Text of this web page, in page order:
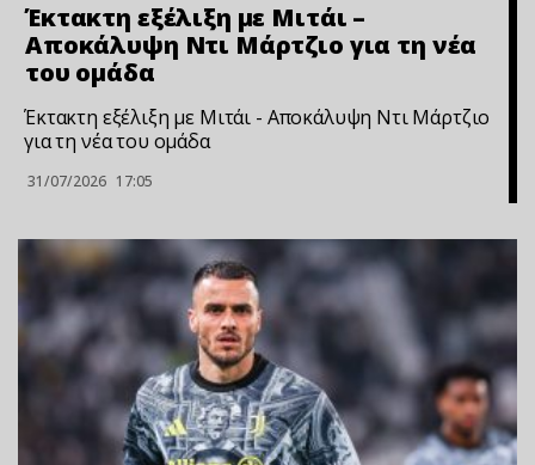
Έκτακτη εξέλιξη με Μιτάι –
Αποκάλυψη Ντι Μάρτζιο για τη νέα
του ομάδα
Έκτακτη εξέλιξη με Μιτάι - Αποκάλυψη Ντι Μάρτζιο
για τη νέα του ομάδα
31/07/2026 17:05